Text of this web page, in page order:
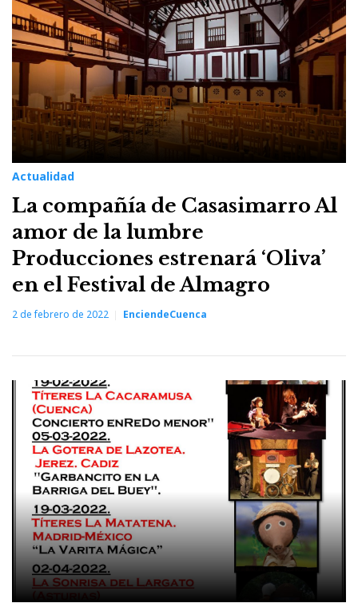
Actualidad
La compañía de Casasimarro Al
amor de la lumbre
Producciones estrenará ‘Oliva’
en el Festival de Almagro
2 de febrero de 2022 EnciendeCuenca